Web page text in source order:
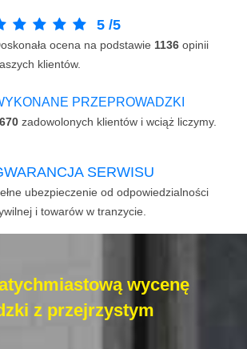
5 /5
ocena na podstawie 1136 opinii
klientów.
PRZEPROWADZKI
zadowolonych klientów i wciąż liczymy.
SERWISU
ubezpieczenie od odpowiedzialności
i towarów w tranzycie.
wycenę
z przejrzystym